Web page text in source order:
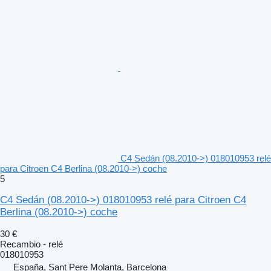
C4 Sedán (08.2010->) 018010953 relé
para Citroen C4 Berlina (08.2010->) coche
5
C4 Sedán (08.2010->) 018010953 relé para Citroen C4
Berlina (08.2010->) coche
30 €
Recambio - relé
018010953
España, Sant Pere Molanta, Barcelona